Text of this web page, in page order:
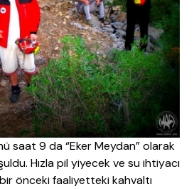
saat 9 da “Eker Meydan” olarak
Hızla pil yiyecek ve su ihtiyacı
önceki faaliyetteki kahvaltı